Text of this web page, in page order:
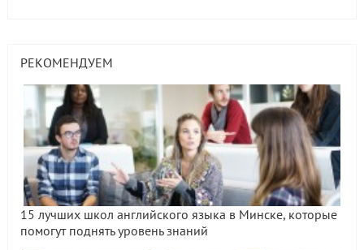
РЕКОМЕНДУЕМ
15 лучших школ английского языка в Минске, которые
помогут поднять уровень знаний